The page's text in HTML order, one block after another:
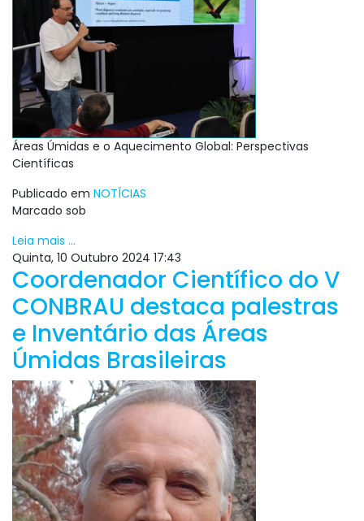
Áreas Úmidas e o Aquecimento Global: Perspectivas
Científicas
Publicado em NOTÍCIAS
Marcado sob
Leia mais ...
Quinta, 10 Outubro 2024 17:43
Coordenador Científico do V
CONBRAU destaca palestras
e Inventário das Áreas
Úmidas Brasileiras